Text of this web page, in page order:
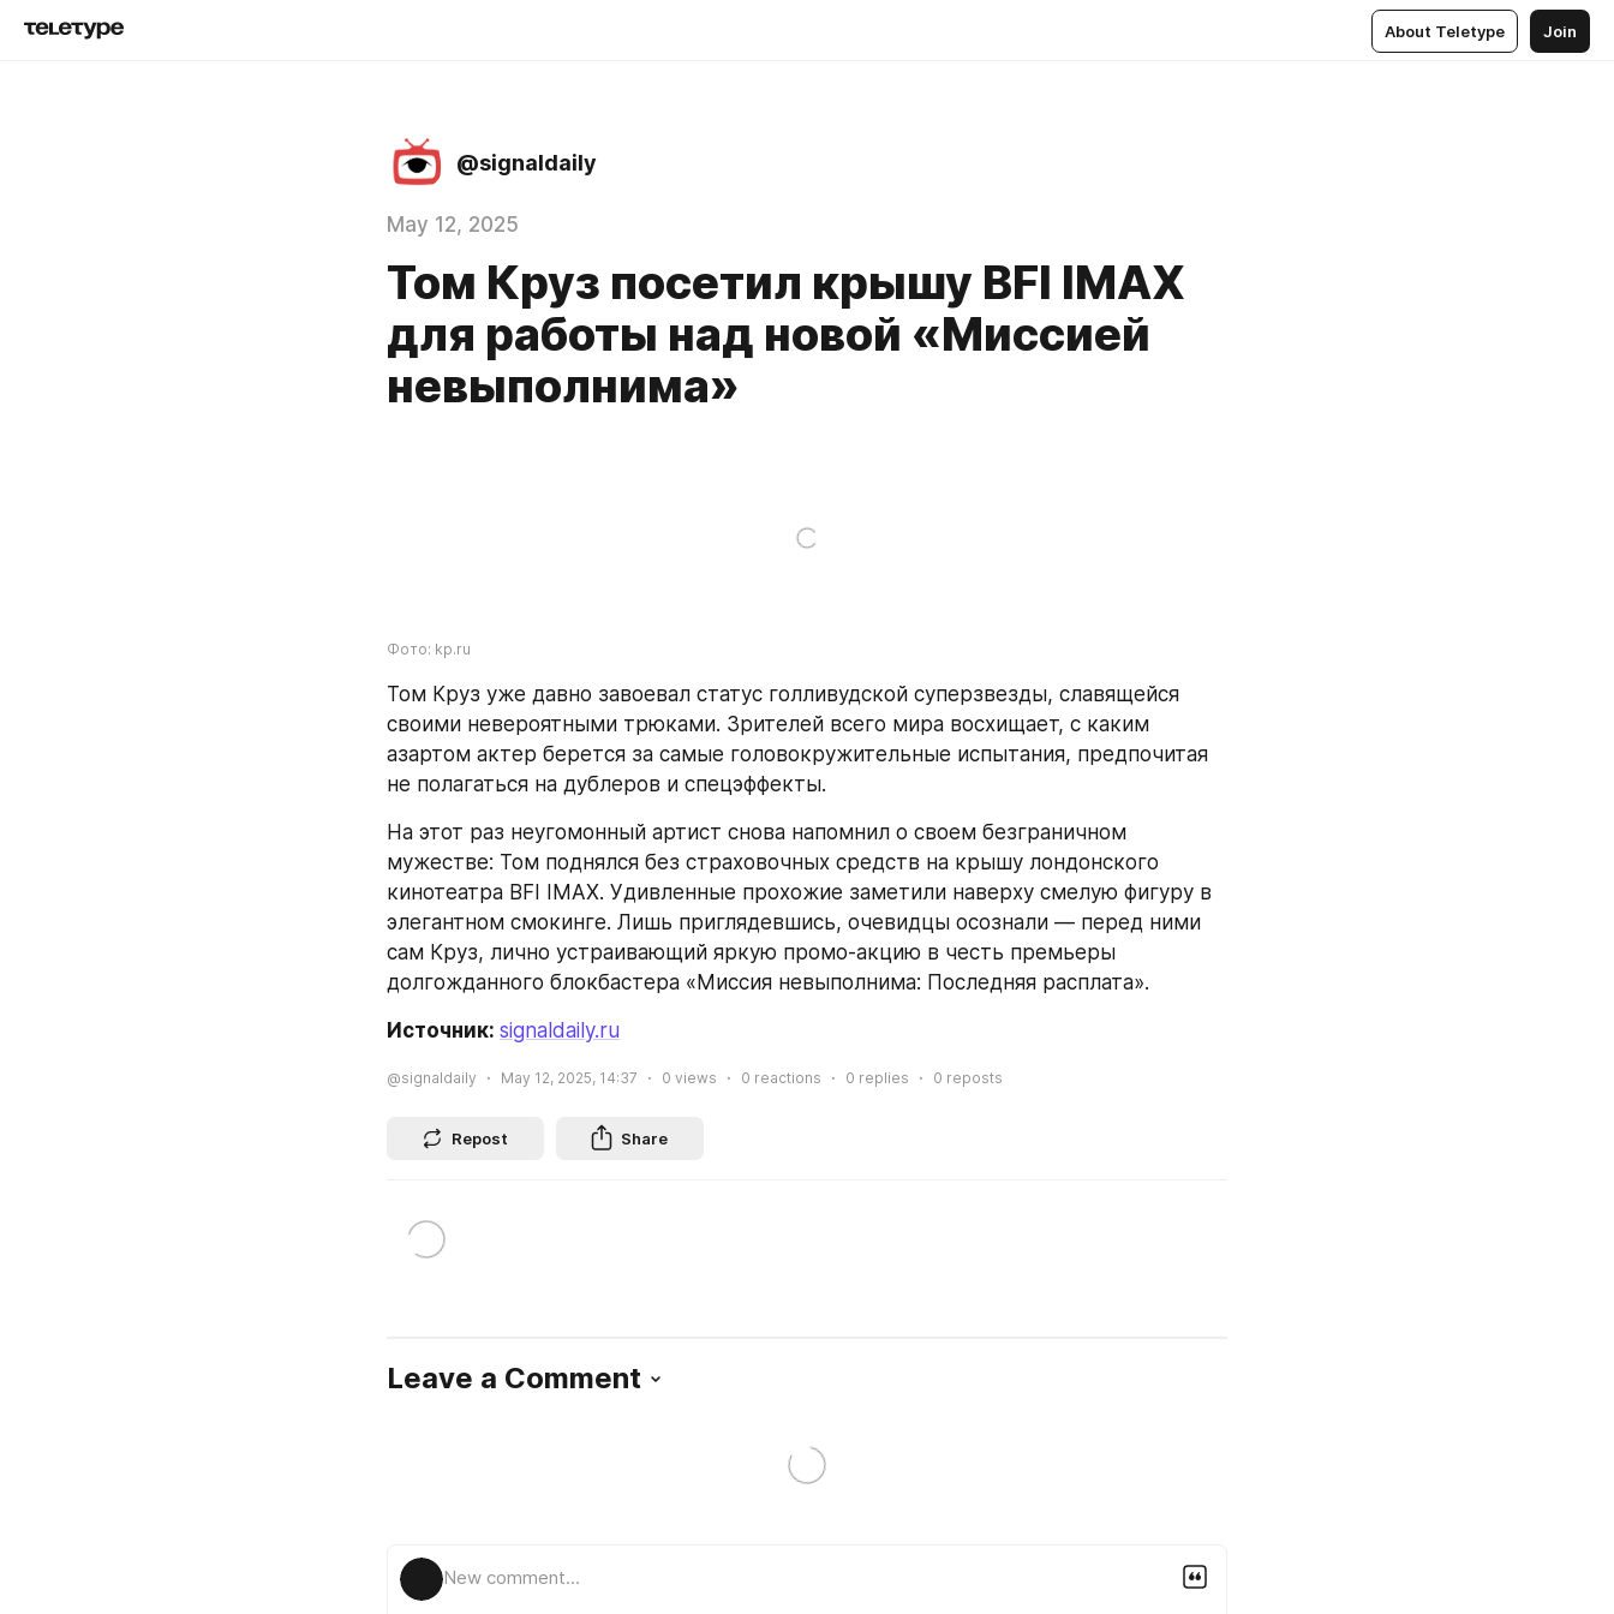
About Teletype Join
@signaldaily
May 12, 2025
Том Круз посетил крышу BFI IMAX
для работы над новой «Миссией
невыполнима»
Фото: kp.ru
Том Круз уже давно завоевал статус голливудской суперзвезды, славящейся
своими невероятными трюками. Зрителей всего мира восхищает, с каким
азартом актер берется за самые головокружительные испытания, предпочитая
не полагаться на дублеров и спецэффекты.
На этот раз неугомонный артист снова напомнил о своем безграничном
мужестве: Том поднялся без страховочных средств на крышу лондонского
кинотеатра BFI IMAX. Удивленные прохожие заметили наверху смелую фигуру в
элегантном смокинге. Лишь приглядевшись, очевидцы осознали — перед ними
сам Круз, лично устраивающий яркую промо-акцию в честь премьеры
долгожданного блокбастера «Миссия невыполнима: Последняя расплата».
Источник: signaldaily.ru
@signaldaily May 12, 2025, 14:37 0 views 0 reactions 0 replies 0 reposts
Repost Share
Leave a Comment